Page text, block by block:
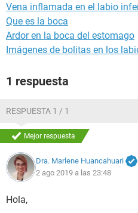
Vena inflamada en el labio
Que es la boca
Ardor en la boca del estomago
Imágenes de bolitas en los
1 respuesta
RESPUESTA 1 / 1
Mejor respuesta
Dra. Marlene Huancahuari
2 ago 2019 a las 23:48
Hola,